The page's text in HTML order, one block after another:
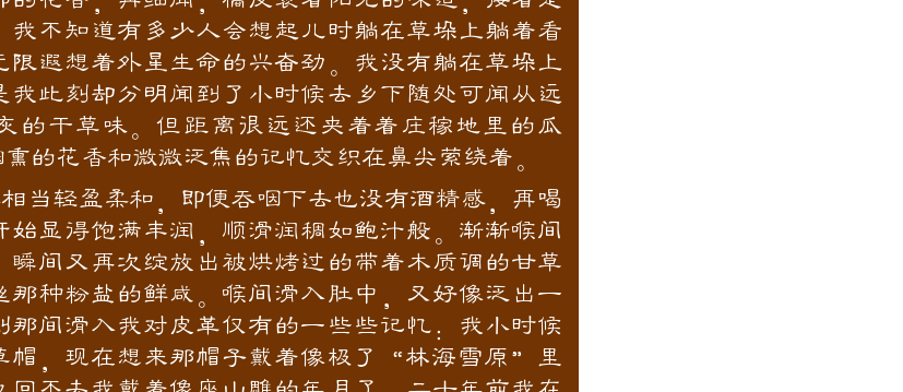
我不知道有多少人会想起儿时躺在草垛上躺着看
限遐想着外星生命的兴奋劲。我没有躺在草垛上
我此刻却分明闻到了小时候去乡下随处可闻从远
的干草味。但距离很远还夹着着庄稼地里的瓜
的花香和微微泛焦的记忆交织在鼻尖萦绕着。
轻盈柔和，即便吞咽下去也没有酒精感，再喝
始显得饱满丰润，顺滑润稠如鲍汁般。渐渐喉间
瞬间又再次绽放出被烘烤过的带着木质调的甘草
那种粉盐的鲜咸。喉间滑入肚中，又好像泛出一
那间滑入我对皮革仅有的一些些记忆：我小时候
帽，现在想来那帽子戴着像极了“林海雪原”里